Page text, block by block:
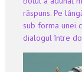
răspuns. Pe
sub forma unei
dialogul între